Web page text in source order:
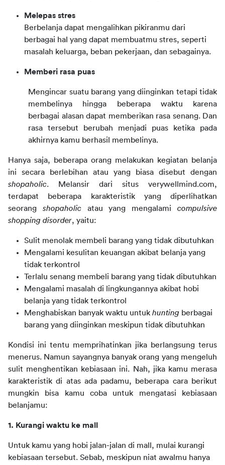
Melepas stres
Berbelanja dapat mengalihkan pikiranmu dari
berbagai hal yang dapat membuatmu stres, seperti
masalah keluarga, beban pekerjaan, dan sebagainya.
Memberi rasa puas
Mengincar suatu barang yang diinginkan tetapi tidak
membelinya hingga beberapa waktu karena
berbagai alasan dapat memberikan rasa senang. Dan
rasa tersebut berubah menjadi puas ketika pada
akhirnya kamu berhasil membelinya.
Hanya saja, beberapa orang melakukan kegiatan belanja
shopaholic. Melansir dari situs verywellmind.com,
terdapat beberapa karakteristik yang diperlihatkan
seorang shopaholic atau yang mengalami compulsive
shopping disorder, yaitu:
Sulit menolak membeli barang yang tidak dibutuhkan
Mengalami kesulitan keuangan akibat belanja yang
tidak terkontrol
Terlalu senang membeli barang yang tidak dibutuhkan
Mengalami masalah di lingkungannya akibat hobi
belanja yang tidak terkontrol
Menghabiskan banyak waktu untuk hunting berbagai
barang yang diinginkan meskipun tidak dibutuhkan
Kondisi ini tentu memprihatinkan jika berlangsung terus
menerus. Namun sayangnya banyak orang yang mengeluh
sulit menghentikan kebiasaan ini. Nah, jika kamu merasa
karakteristik di atas ada padamu, beberapa cara berikut
mungkin bisa kamu coba untuk mengatasi kebiasaan
belanjamu:
1. Kurangi waktu ke mall
Untuk kamu yang hobi jalan-jalan di mall, mulai kurangi
kebiasaan tersebut. Sebab, meskipun niat awalmu hanya